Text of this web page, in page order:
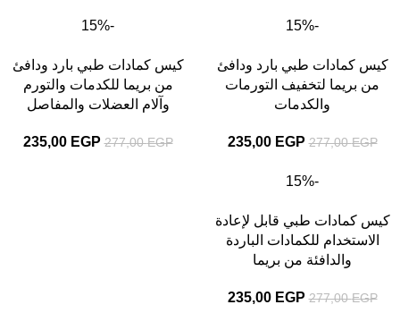
-15%
كيس كمادات طبي بارد ودافئ
من بريما لتخفيف التورمات
والكدمات
277,00EGP
235,00 EGP
-15%
كيس كمادات طبي بارد ودافئ
من بريما للكدمات والتورم
وآلام العضلات والمفاصل
277,00EGP
235,00 EGP
-15%
كيس كمادات طبي قابل لإعادة
الاستخدام للكمادات الباردة
والدافئة من بريما
277,00EGP
235,00 EGP